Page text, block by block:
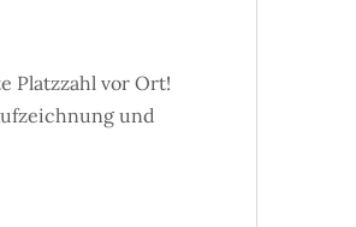
Platzzahl vor Ort!
und